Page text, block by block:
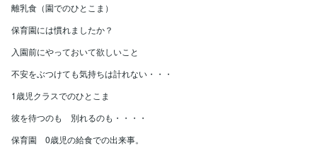
離乳食（園でのひとこま）
保育園には慣れましたか？
入園前にやっておいて欲しいこと
不安をぶつけても気持ちは計れない・・・
1歳児クラスでのひとこま
彼を待つのも 別れるのも・・・・
保育園 0歳児の給食での出来事。